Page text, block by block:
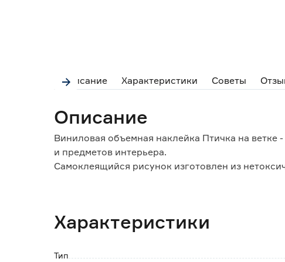
Описание Характеристики Советы
Описание
Виниловая объемная наклейка Птичка на ветке
и предметов интерьера.
Самоклеящийся рисунок изготовлен из
бумажных обоев.
обезжиренной.
Характеристики
Тип